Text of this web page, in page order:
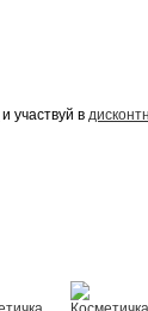
и участвуй в